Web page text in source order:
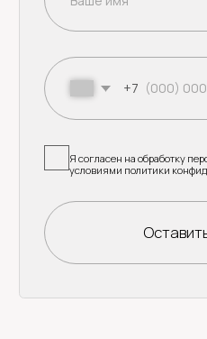
ИНН: 667478188085
ИП Артемасова Наталья Борисовна
© 2021 - 2025 Кондитерская Ягода Малина.
Все права защищены.
Политика конфиденциальности